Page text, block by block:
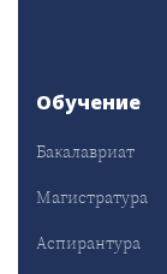
Обучение
Бакалавриат
Магистратура
Аспирантура